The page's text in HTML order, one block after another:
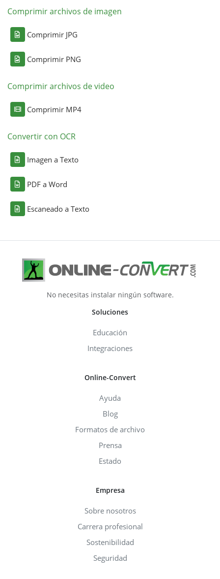
Comprimir archivos de imagen
Comprimir JPG
Comprimir PNG
Comprimir archivos de video
Comprimir MP4
Convertir con OCR
Imagen a Texto
PDF a Word
Escaneado a Texto
No necesitas instalar ningún software.
Soluciones
Educación
Integraciones
Online-Convert
Ayuda
Blog
Formatos de archivo
Prensa
Estado
Empresa
Sobre nosotros
Carrera profesional
Sostenibilidad
Seguridad